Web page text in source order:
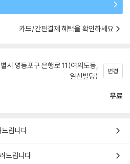
카드/간편결제 혜택을 확인하세요
시 영등포구 은행로 11(여의도동,
일신빌딩)
변경
무료
립니다.
드립니다.